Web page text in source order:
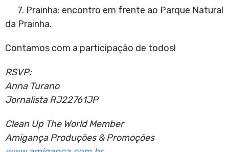
7. Prainha: encontro em frente ao Parque Natural
da Prainha.
Contamos com a participação de todos!
RSVP:
Anna Turano
Jornalista RJ22761JP
Clean Up The World Member
Amigança Produções & Promoções